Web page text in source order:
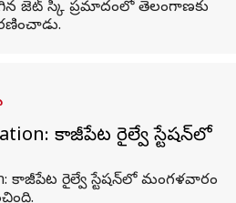
జెట్ స్కీ ప్రమాదంలో తెలంగాణకు
కాజీపేట రైల్వే స్టేషన్‌లో
కాజీపేట రైల్వే స్టేషన్‌లో మంగళవారం